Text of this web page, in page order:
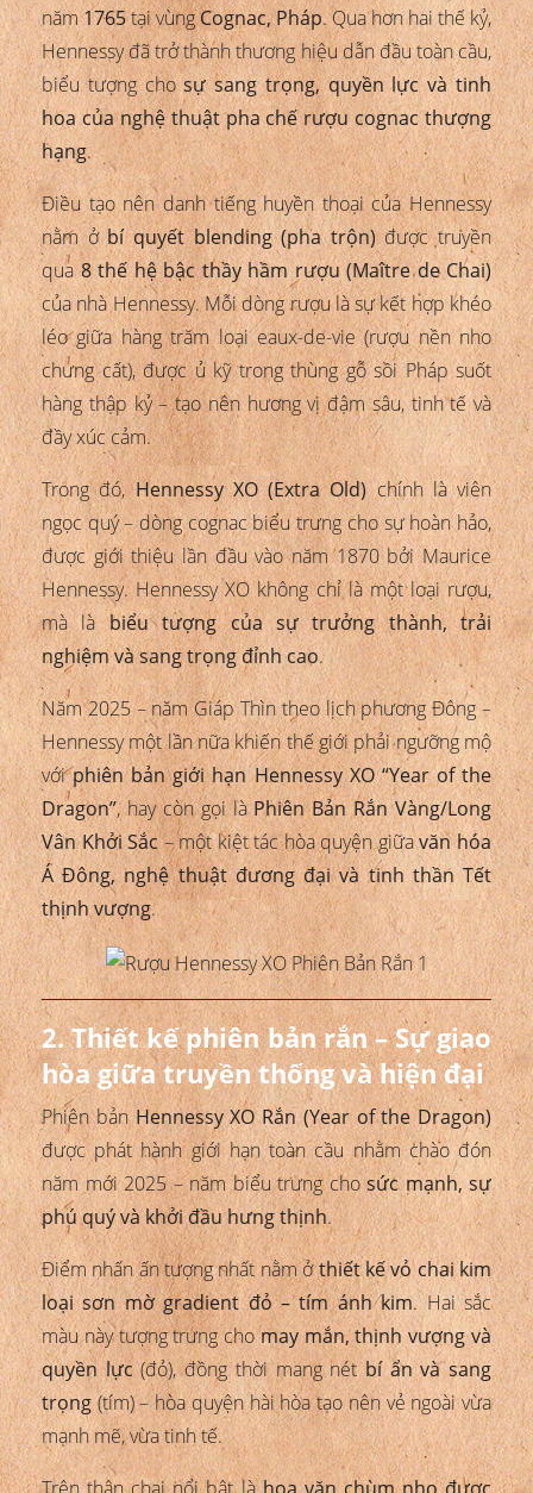
năm1765tại vùngCognac, Pháp. Qua hơn hai thế kỷ,
Hennessy đã trở thành thương hiệu dẫn đầu toàn cầu,
biểu tượng chosự sang trọng, quyền lực và tinh
hoa của nghệ thuật pha chế rượu cognac thượng
hạng.
Điều tạo nên danh tiếng huyền thoại của Hennessy
nằm ởbí quyết blending (pha trộn)được truyền
qua8 thế hệ bậc thầy hầm rượu (Maître de Chai)
của nhà Hennessy. Mỗi dòng rượu là sự kết hợp khéo
léo giữa hàng trăm loại eaux-de-vie (rượu nền nho
chưng cất), được ủ kỹ trong thùng gỗ sồi Pháp suốt
hàng thập kỷ – tạo nên hương vị đậm sâu, tinh tế và
đầy xúc cảm.
Trong đó,Hennessy XO (Extra Old)chính là viên
ngọc quý – dòng cognac biểu trưng cho sự hoàn hảo,
được giới thiệu lần đầu vào năm 1870 bởi Maurice
Hennessy. Hennessy XO không chỉ là một loại rượu,
mà làbiểu tượng của sự trưởng thành, trải
nghiệm và sang trọng đỉnh cao.
Năm 2025 – năm Giáp Thìn theo lịch phương Đông –
Hennessy một lần nữa khiến thế giới phải ngưỡng mộ
vớiphiên bản giới hạn Hennessy XO “Year of the
Dragon”, hay còn gọi làPhiên Bản Rắn Vàng/Long
Vân Khởi Sắc– một kiệt tác hòa quyện giữavăn hóa
Á Đông, nghệ thuật đương đại và tinh thần Tết
thịnh vượng.
2. Thiết kế phiên bản rắn – Sự giao
hòa giữa truyền thống và hiện đại
Phiên bảnHennessy XO Rắn (Year of the Dragon)
được phát hành giới hạn toàn cầu nhằm chào đón
năm mới 2025 – năm biểu trưng chosức mạnh, sự
phú quý và khởi đầu hưng thịnh.
Điểm nhấn ấn tượng nhất nằm ởthiết kế vỏ chai kim
loại sơn mờ gradient đỏ – tím ánh kim. Hai sắc
màu này tượng trưng chomay mắn, thịnh vượng và
quyền lực(đỏ), đồng thời mang nétbí ẩn và sang
trọng(tím) – hòa quyện hài hòa tạo nên vẻ ngoài vừa
mạnh mẽ, vừa tinh tế.